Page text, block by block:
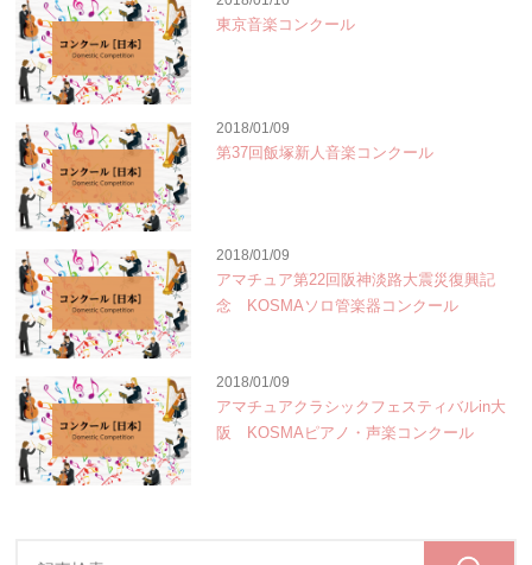
東京音楽コンクール
2018/01/09
第37回飯塚新人音楽コンクール
2018/01/09
アマチュア第22回阪神淡路大震災復興記
念 KOSMAソロ管楽器コンクール
2018/01/09
アマチュアクラシックフェスティバルin大
阪 KOSMAピアノ・声楽コンクール